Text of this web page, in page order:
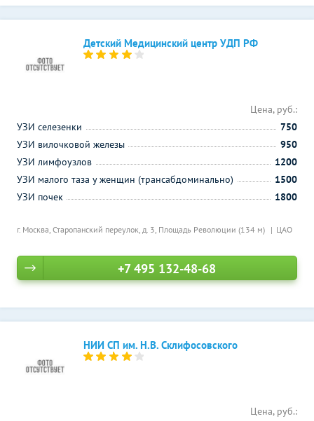
Детский Медицинский центр УДП РФ
г. Москва, Старопанский переулок, д. 3, Площадь Революции (134 м) ЦАО
Цена, руб.:
УЗИ селезенки
750
УЗИ вилочковой железы
950
УЗИ лимфоузлов
1200
УЗИ малого таза у женщин (трансабдоминально)
1500
УЗИ почек
1800
+7 495 132-48-68
НИИ СП им. Н.В. Склифосовского
Цена, руб.: